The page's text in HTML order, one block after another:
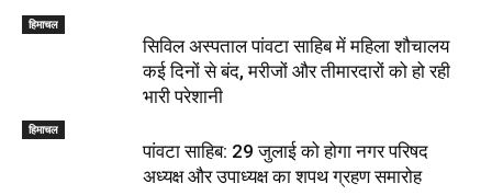
हिमाचल
सिविल अस्पताल पांवटा साहिब में महिला शौचालय
कई दिनों से बंद, मरीजों और तीमारदारों को हो रही
भारी परेशानी
हिमाचल
पांवटा साहिब: 29 जुलाई को होगा नगर परिषद
अध्यक्ष और उपाध्यक्ष का शपथ ग्रहण समारोह